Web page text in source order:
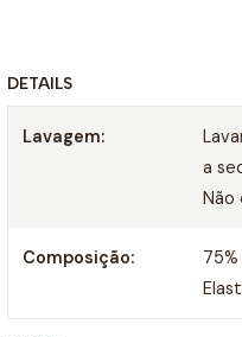
DETAILS
Lavagem:
a
Não
Composição: